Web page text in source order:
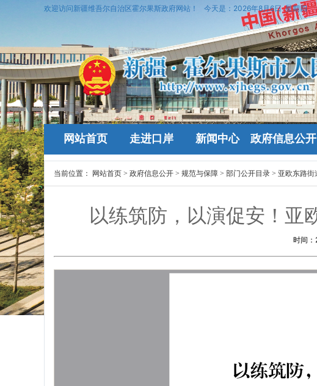
欢迎访问新疆维吾尔自治区霍尔果斯政府网站！ 今天是： 2026年8月6日 星期四
网站首页 走进口岸 新闻中心 政府信息公开
当前位置： 网站首页 > 政府信息公开 > 规范与保障 > 部门公开目录 > 亚欧东路街
以练筑防，以演促安！亚
时间：